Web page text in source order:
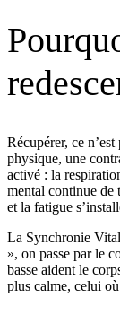
Récupérer, ce
physique, une
activé : la
mental continue de
et la fatigue
La Synchronie
», on passe par le
basse aident le
plus calme, celui